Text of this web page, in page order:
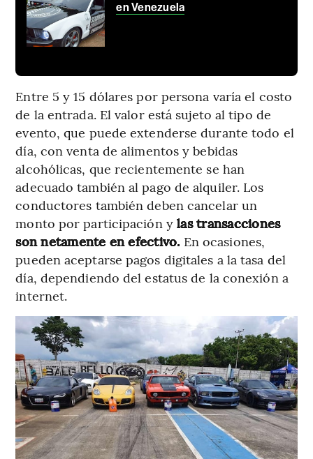
en Venezuela
Entre 5 y 15 dólares por persona varía el costo
de la entrada. El valor está sujeto al tipo de
evento, que puede extenderse durante todo el
día, con venta de alimentos y bebidas
alcohólicas, que recientemente se han
adecuado también al pago de alquiler. Los
conductores también deben cancelar un
monto por participación ylas transacciones
son netamente en efectivo. En ocasiones,
pueden aceptarse pagos digitales a la tasa del
día, dependiendo del estatus de la conexión a
internet.